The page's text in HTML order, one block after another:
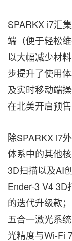
SPARKX i7汇
端（便于轻松
以大幅减少材
步提升了使用
及实时移动端
在北美开启预
除SPARKX i7
体系中的其他
3D扫描以及AI
Ender-3 V4
的迭代升级款
五合一激光系
光精度与Wi-Fi